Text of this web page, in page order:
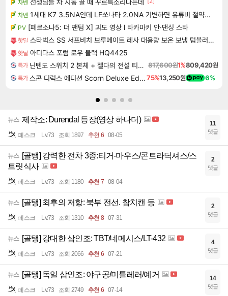
차벤 선생님들 차 시동 끌 때 꾸르륵소리나는데
차벤 1세대 K7 3.5NA인데 LF쏘나타 2.0NA 기변하면 유류비 절약이 얼마나 될까요..?
PV [페르소나5: 더 팬텀 X] 괴도 영상 l 타카마키 안·댄싱 스타
핫딜 스타벅스 SS 서프비치 브루메이트 레사 대용량 보온 보냉 텀블러 콜드컵 887ml
핫딜 아디다스 포럼 로우 블랙 HQ4425
특가 닌텐도 스위치 2 본체 + 젤다의 전설 티어스 오브 더 킹덤 닌텐도 스위치 2 에디션 + 젤다의 전설 브레스 오브 더 와일드 닌텐도 스위치 2 에디션 번들 817,600원1%809,420원
특가 스콘 디럭스 에디션 Scorn Deluxe Edition75%13,250원 6%
뉴스 제작소: Durendal 등장(영상 하나더)
페스크 Lv.73 조회 1897 추천 6 08-05
11
댓글
뉴스 [골탱] 강력한 전차 3종:티거-마우스/콘트라딕셔스/스
트릿식사
페스크 Lv.73 조회 1180 추천 7 08-04
2
댓글
뉴스 [골탱] 최후의 저항: 북부 전선. 참치캔 등
페스크 Lv.73 조회 1310 추천 8 07-31
2
댓글
뉴스 [골탱] 강대한 삼인조: TBT/네메시스/LT-432
페스크 Lv.73 조회 2066 추천 6 07-21
4
댓글
뉴스 [골탱] 독일 삼인조: 야구공/미틀레러/예거
페스크 Lv.73 조회 2749 추천 6 07-14
14
댓글